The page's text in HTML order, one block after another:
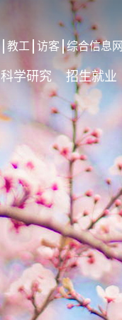
教工 访客 综合信息网
科学研究 招生就业